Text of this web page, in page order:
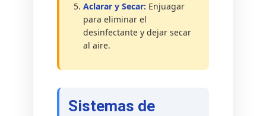
Aclarar y Secar: Enjuagar
para eliminar el
desinfectante y dejar secar
al aire.
Sistemas de